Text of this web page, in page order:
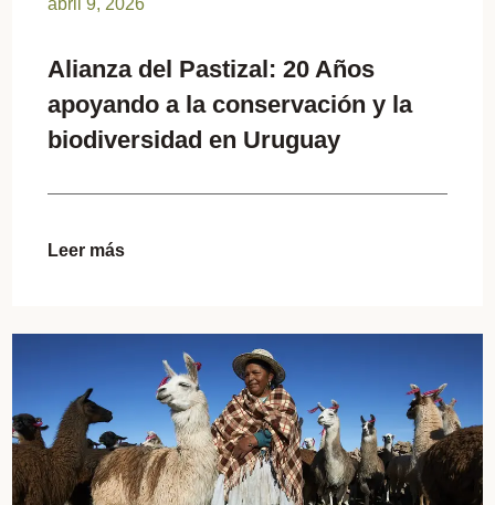
abril 9, 2026
Alianza del Pastizal: 20 Años
apoyando a la conservación y la
biodiversidad en Uruguay
Leer más